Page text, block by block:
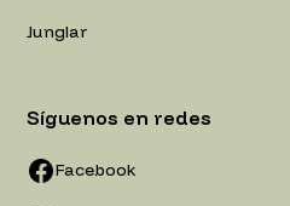
Junglar
Síguenos en redes
Facebook